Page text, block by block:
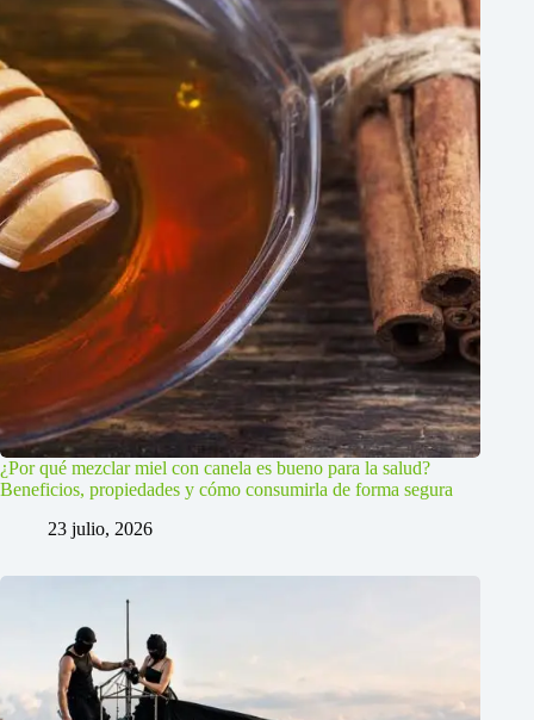
¿Por qué mezclar miel con canela es bueno para la salud?
Beneficios, propiedades y cómo consumirla de forma segura
23 julio, 2026